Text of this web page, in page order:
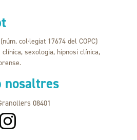
col·legiat 17674 del COPC)
sexologia, hipnosi clínica,
nosaltres
08401